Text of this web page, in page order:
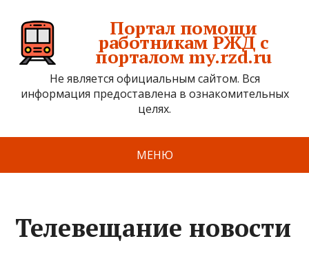
Портал помощи
работникам РЖД с
порталом my.rzd.ru
Не является официальным сайтом. Вся
информация предоставлена в ознакомительных
целях.
МЕНЮ
Телевещание новости